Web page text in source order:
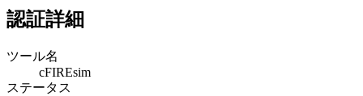
認証詳細
ツール名
cFIREsim
ステータス